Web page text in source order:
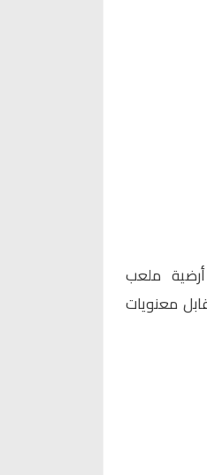
ملعب
معنويات